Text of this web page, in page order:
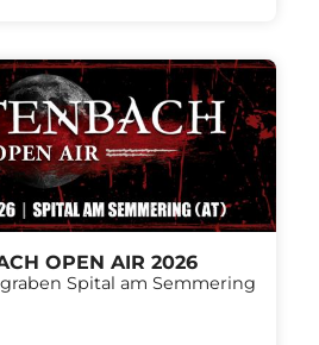
OPEN AIR 2026
Spital am Semmering